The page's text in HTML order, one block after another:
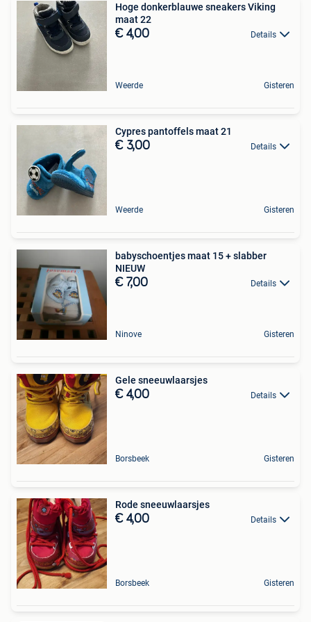
Hoge donkerblauwe sneakers Viking
maat 22
€ 4,00 Details
Weerde Gisteren
Cypres pantoffels maat 21
€ 3,00 Details
Weerde Gisteren
babyschoentjes maat 15 + slabber
NIEUW
€ 7,00 Details
Ninove Gisteren
Gele sneeuwlaarsjes
€ 4,00 Details
Borsbeek Gisteren
Rode sneeuwlaarsjes
€ 4,00 Details
Borsbeek Gisteren